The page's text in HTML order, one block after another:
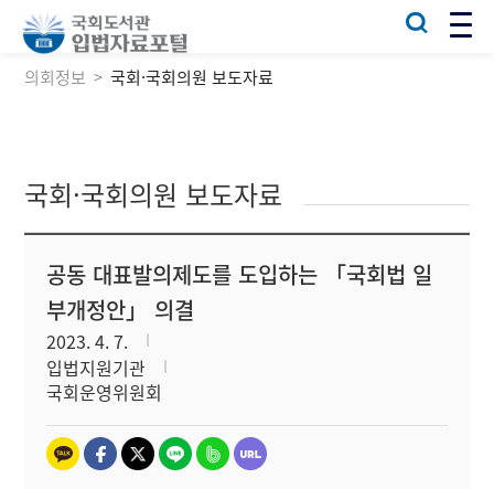
의회정보 국회·국회의원 보도자료
국회·국회의원 보도자료
공동 대표발의제도를 도입하는 「국회법 일
부개정안」 의결
2023. 4. 7.
입법지원기관
국회운영위원회